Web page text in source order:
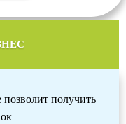
получить